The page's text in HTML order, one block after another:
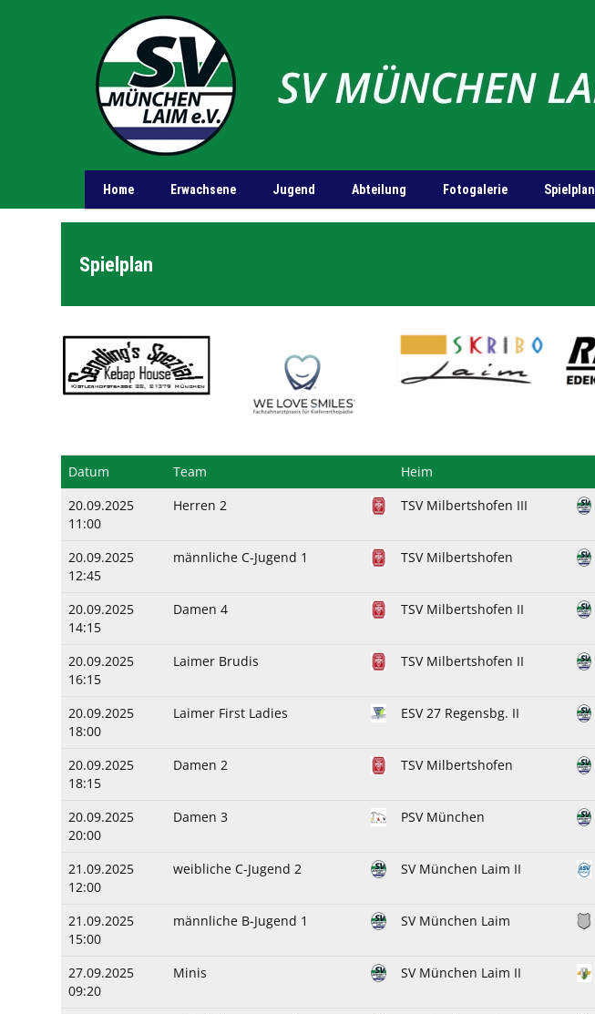
Home Erwachsene Jugend Abteilung Fotogalerie Spielplan
Spielplan
Datum Team Heim
20.09.2025
11:00
Herren 2 TSV Milbertshofen III
20.09.2025
12:45
männliche C-Jugend 1 TSV Milbertshofen
20.09.2025
14:15
Damen 4 TSV Milbertshofen II
20.09.2025
16:15
Laimer Brudis TSV Milbertshofen II
20.09.2025
18:00
Laimer First Ladies ESV 27 Regensbg. II
20.09.2025
18:15
Damen 2 TSV Milbertshofen
20.09.2025
20:00
Damen 3 PSV München
21.09.2025
12:00
weibliche C-Jugend 2 SV München Laim II
21.09.2025
15:00
männliche B-Jugend 1 SV München Laim
27.09.2025
09:20
Minis SV München Laim II